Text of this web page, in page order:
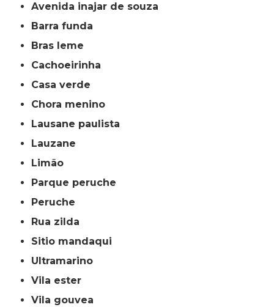
avenida inajar de souza
barra funda
bras leme
cachoeirinha
casa verde
chora menino
lausane paulista
lauzane
limão
parque peruche
peruche
rua zilda
sitio mandaqui
ultramarino
vila ester
vila gouvea